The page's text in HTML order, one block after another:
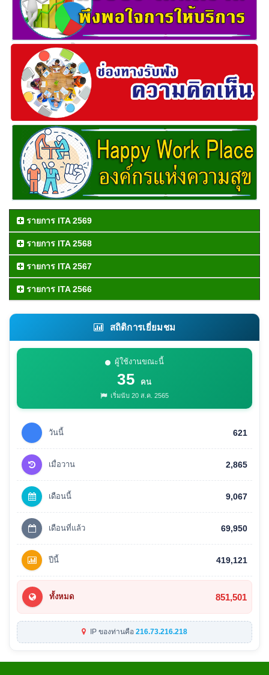
รายการ ITA 2569
รายการ ITA 2568
รายการ ITA 2567
รายการ ITA 2566
สถิติการเยี่ยมชม
ผู้ใช้งานขณะนี้
35 คน
เริ่มนับ 20 ส.ค. 2565
วันนี้ 621
เมื่อวาน 2,865
เดือนนี้ 9,067
เดือนที่แล้ว 69,950
ปีนี้ 419,121
ทั้งหมด 851,501
IP ของท่านคือ 216.73.216.218